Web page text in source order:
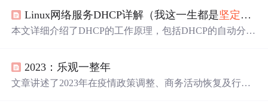
Linux网络服务DHCP详解（我这一生都是坚定 不移
本文详细介绍了DHCP的工作原理，包括DHCP的自动分
动获取IP和根据MAC地址固定IP地址的功能。此外，还探
讨了DHCP配置文件中的关键术语和配置示例。最后，通
2023：乐观一整年
文章讲述了2023年在疫情政策调整、商务活动恢复及行业